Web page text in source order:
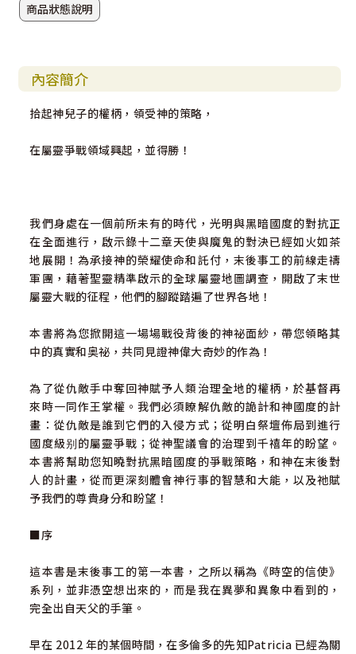
商品狀態說明
內容簡介
拾起神兒子的權柄，領受神的策略，
在屬靈爭戰領域興起，並得勝！
我們身處在一個前所未有的時代，光明與黑暗國度的對抗正
在全面進行，啟示錄十二章天使與魔鬼的對決已經如火如茶
地展開！為承接神的榮耀使命和託付，末後事工的前線走禱
軍團，藉著聖靈精準啟示的全球屬靈地圖調查，開啟了末世
屬靈大戰的征程，他們的腳蹤踏遍了世界各地！
本書將為您掀開這一場場戰役背後的神祕面紗，帶您領略其
中的真實和奥祕，共同見證神偉大奇妙的作為！
為了從仇敵手中奪回神賦予人類治理全地的權柄，於基督再
來時一同作王掌權。我們必須瞭解仇敵的詭計和神國度的計
畫：從仇敵是誰到它們的入侵方式；從明白祭壇佈局到進行
國度級别的屬靈爭戰；從神聖議會的治理到千禧年的盼望。
本書將幫助您知曉對抗黑暗國度的爭戰策略，和神在末後對
人的計畫，從而更深刻體會神行事的智慧和大能，以及祂賦
予我們的尊貴身分和盼望！
■序
這本書是末後事工的第一本書，之所以稱為《時空的信使》
系列，並非憑空想出來的，而是我在異夢和異象中看到的，
完全出自天父的手筆。
早在 2012 年的某個時間，在多倫多的先知Patricia 已經為關